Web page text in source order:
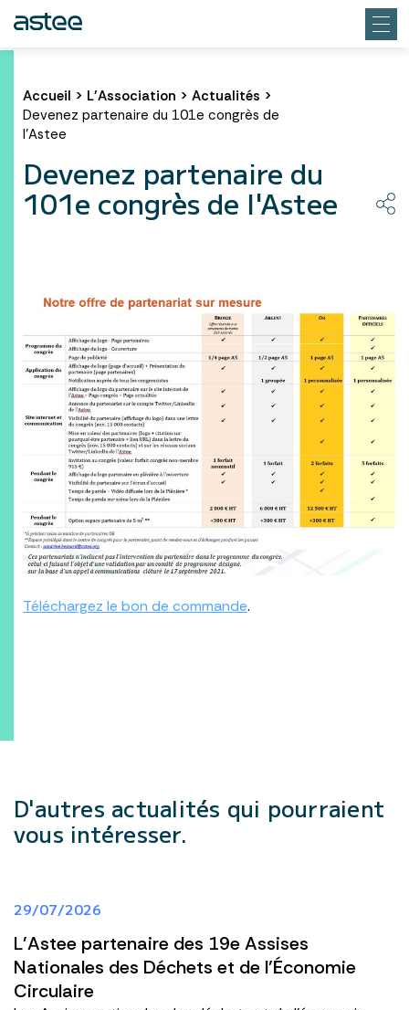
Accueil > L’Association > Actualités >
Devenez partenaire du 101e congrès de
l'Astee
Devenez partenaire du
101e congrès de l'Astee
Téléchargez le bon de commande.
D'autres actualités qui pourraient
vous intéresser.
29/07/2026
L'Astee partenaire des 19e Assises
Nationales des Déchets et de l’Économie
Circulaire